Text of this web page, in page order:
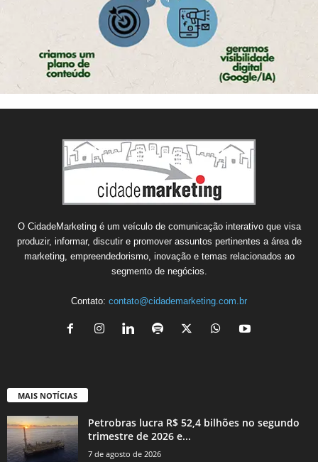
O CidadeMarketing é um veículo de comunicação interativo que visa
produzir, informar, discutir e promover assuntos pertinentes a área de
marketing, empreendedorismo, inovação e temas relacionados ao
segmento de negócios.
Contato: contato@cidademarketing.com.br
MAIS NOTÍCIAS
Petrobras lucra R$ 52,4 bilhões no segundo
trimestre de 2026 e...
7 de agosto de 2026